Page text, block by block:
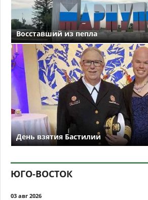
Восставший из пепла
День взятия Бастилии
ЮГО-ВОСТОК
03 авг 2026